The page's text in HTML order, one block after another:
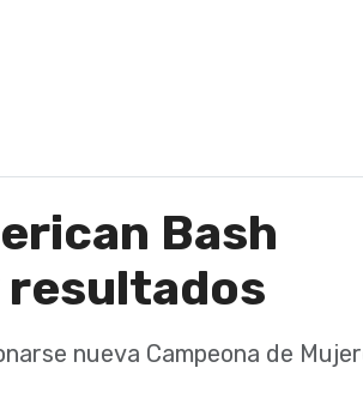
Bash
nueva Campeona de